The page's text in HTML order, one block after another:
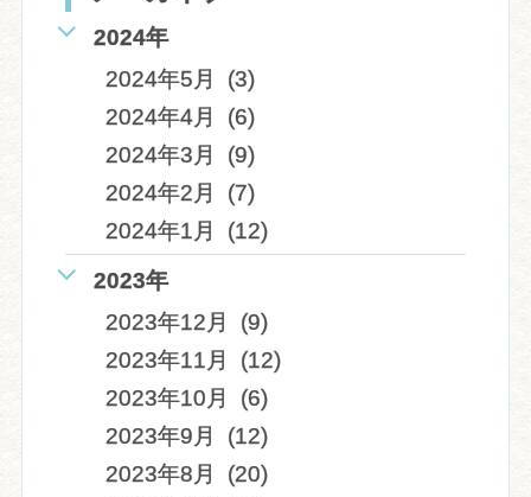
2024年
2024年5月 (3)
2024年4月 (6)
2024年3月 (9)
2024年2月 (7)
2024年1月 (12)
2023年
2023年12月 (9)
2023年11月 (12)
2023年10月 (6)
2023年9月 (12)
2023年8月 (20)